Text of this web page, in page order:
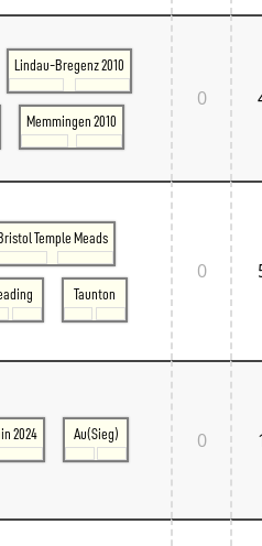
Lindau-Bregenz 2010
Memmingen 2010
0
Temple Meads
Taunton
0
2024 Au(Sieg) 0